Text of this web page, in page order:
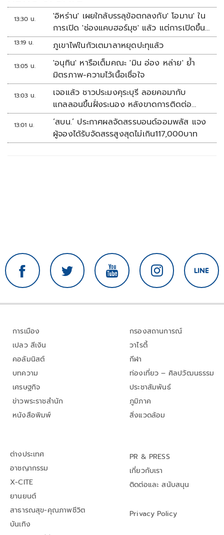
13:30 น.
'อิหร่าน' เผยใกล้บรรลุข้อตกลงกับ' โอมาน' ใน
การเปิด 'ช่องแคบฮอร์มุซ' แล้ว แต่การเปิดขึ้น
อยู่กับสหรัฐฯ
13:19 น. ภูเขาไฟในกัวเตมาลาหยุดปะทุแล้ว
13:05 น.
'อนุทิน' หารือเต็มคณะ 'มิน อ่อง หล่าย' ย้ำ
มิตรภาพ-ความไว้เนื้อเชื่อใจ
13:03 น.
เจอแล้ว ชาวประมงคุระบุรี ลอยคอมากับ
แกลลอนขึ้นฝั่งระนอง หลังขาดการติดต่อ
หลายวัน
13:01 น.
‘สบน.’ ประกาศผลจัดสรรบอนด์ออมพลัส แจง
ผู้จองได้รับจัดสรรสูงสุดไม่เกิน117,000บาท
การเมือง
เปลว สีเงิน
คอลัมนิสต์
บทความ
เศรษฐกิจ
ข่าวพระราชสำนัก
หนังสือพิมพ์
กรองสถานการณ์
วาไรตี้
กีฬา
ท่องเที่ยว – ศิลปวัฒนธรรม
ประชาสัมพันธ์
ภูมิภาค
สิ่งแวดล้อม
ต่างประเทศ
อาชญากรรม
X-CITE
ยานยนต์
สาธารณสุข-คุณภาพชีวิต
บันเทิง
PR & PRESS
เกี่ยวกับเรา
ติดต่อและ สนับสนุน
Privacy Policy